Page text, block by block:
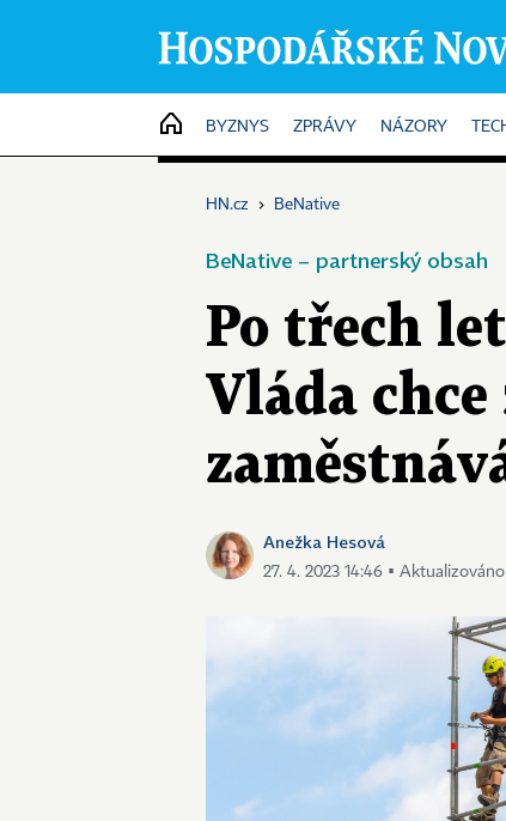
HOME
BYZNYS ZPRÁVY NÁZORY
HN.cz › BeNative
BeNative – partnerský obsah
Po třech
Vláda
Anežka Hesová
27. 4. 2023 14:46 ▪